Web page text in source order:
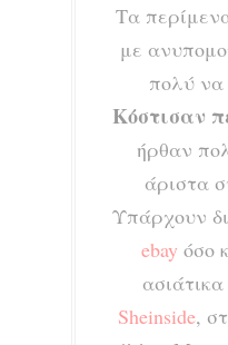
Τα
με
πολύ να
Κόστισαν
ήρθαν
άριστα
Υπάρχουν
ebay όσο
Sheinside,